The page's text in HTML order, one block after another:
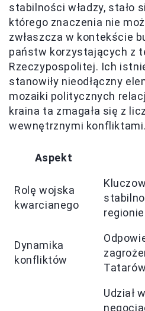
stabilności władzy, stało
którego znaczenia nie
zwłaszcza w kontekście
państw korzystających z
Rzeczypospolitej. Ich
stanowiły nieodłączny
mozaiki politycznych
kraina ta zmagała się z
wewnętrznymi konfliktami.
Aspekt
Rolę wojska
kwarcianego
regionie
Dynamika
konfliktów
Udział